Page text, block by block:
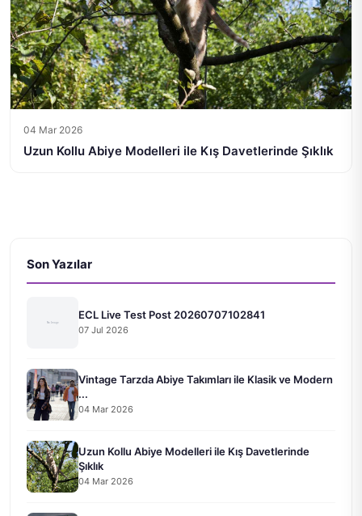
04 Mar 2026
Uzun Kollu Abiye Modelleri ile Kış Davetlerinde Şıklık
Son Yazılar
ECL Live Test Post 20260707102841
07 Jul 2026
Vintage Tarzda Abiye Takımları ile Klasik ve Modern
...
04 Mar 2026
Uzun Kollu Abiye Modelleri ile Kış Davetlerinde
Şıklık
04 Mar 2026